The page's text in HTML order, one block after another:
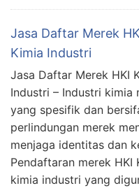
Jasa Daftar Merek
Kimia Industri
Jasa Daftar Merek HKI
Industri – Industri
yang spesifik dan
perlindungan merek
menjaga identitas dan
Pendaftaran merek
kimia industri yang